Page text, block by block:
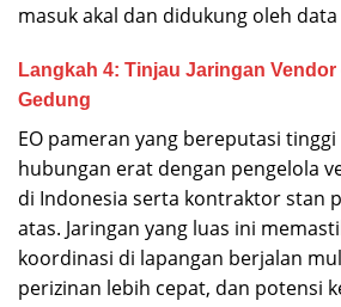
masuk akal dan didukung oleh
Langkah 4: Tinjau Jaringan
Gedung
EO pameran yang bereputasi
hubungan erat dengan pengelola
di Indonesia serta kontraktor stan
atas. Jaringan yang luas ini
koordinasi di lapangan berjalan
perizinan lebih cepat, dan potensi